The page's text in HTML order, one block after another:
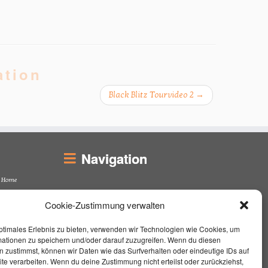
Cookie-Zustimmung verwalten
Erlebnis zu bieten, verwenden wir Technologien wie Cookies, um
zu speichern und/oder darauf zuzugreifen. Wenn du diesen
zustimmst, können wir Daten wie das Surfverhalten oder eindeutige IDs auf
verarbeiten. Wenn du deine Zustimmung nicht erteilst oder zurückziehst,
Black Blitz Tourvideo 2 →
Navigation
Home
Live On Stage
Kontakt / Impressum
Aktuelles